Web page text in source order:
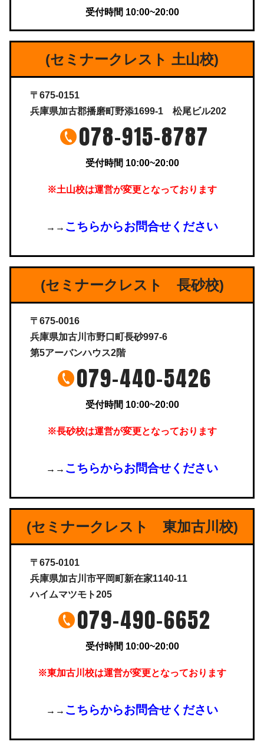
受付時間 10:00~20:00
(セミナークレスト 土山校)
〒675-0151
兵庫県加古郡播磨町野添1699-1 松尾ビル202
078-915-8787
受付時間 10:00~20:00
※土山校は運営が変更となっております
→→ こちらからお問合せください
(セミナークレスト 長砂校)
〒675-0016
兵庫県加古川市野口町長砂997-6
第5アーバンハウス2階
079-440-5426
受付時間 10:00~20:00
※長砂校は運営が変更となっております
→→ こちらからお問合せください
(セミナークレスト 東加古川校)
〒675-0101
兵庫県加古川市平岡町新在家1140-11
ハイムマツモト205
079-490-6652
受付時間 10:00~20:00
※東加古川校は運営が変更となっております
→→ こちらからお問合せください